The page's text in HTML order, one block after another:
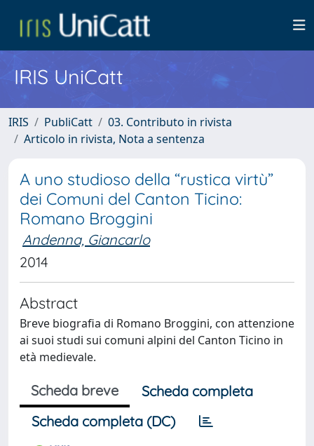
IRIS UniCatt
IRIS PubliCatt
03. Contributo in rivista
Articolo in rivista, Nota a sentenza
A uno studioso della “rustica virtù”
dei Comuni del Canton Ticino:
Romano Broggini
Andenna, Giancarlo
2014
Abstract
Breve biografia di Romano Broggini, con attenzione
ai suoi studi sui comuni alpini del Canton Ticino in
età medievale.
Scheda breve
Scheda completa
Scheda completa (DC)